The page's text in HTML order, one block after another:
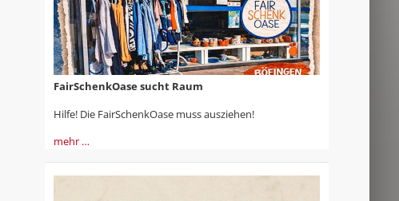
FairSchenkOase sucht Raum
Hilfe! Die FairSchenkOase muss ausziehen!
mehr …